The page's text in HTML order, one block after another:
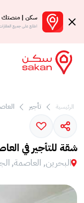
سكن | منصتك
اطلع على جميع
الرئيسية تأجير
شقة للتأجير في
البحرين, العاصمة,